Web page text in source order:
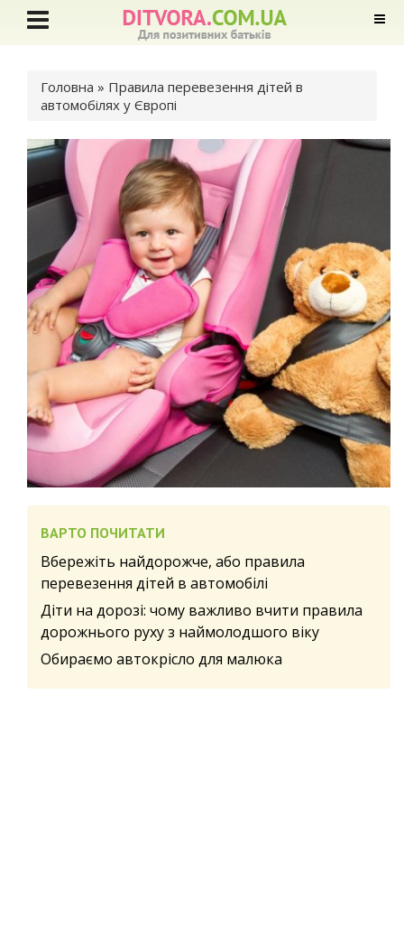
Ви є тут
Головна » Правила перевезення дітей в
автомобілях у Європі
ВАРТО ПОЧИТАТИ
Вбережіть найдорожче, або правила
перевезення дітей в автомобілі
Діти на дорозі: чому важливо вчити правила
дорожнього руху з наймолодшого віку
Обираємо автокрісло для малюка